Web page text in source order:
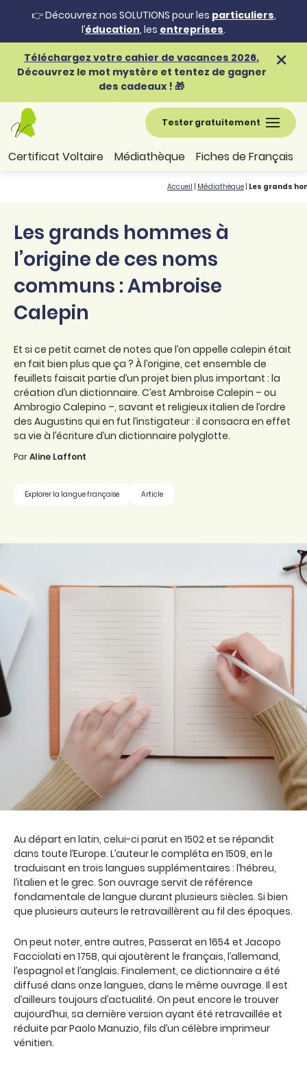
👉 Découvrez nos SOLUTIONS pour les particuliers,
l’éducation, les entreprises.
Téléchargez votre cahier de vacances 2026.
Découvrez le mot mystère et tentez de gagner
des cadeaux ! 🎁
Tester gratuitement
Certificat Voltaire Médiathèque Fiches de Français
Accueil Médiathèque Les grands
Les grands hommes à
l’origine de ces noms
communs : Ambroise
Calepin
Et si ce petit carnet de notes que l’on appelle calepin était
en fait bien plus que ça ? À l’origine, cet ensemble de
feuillets faisait partie d’un projet bien plus important : la
création d’un dictionnaire. C’est Ambroise Calepin – ou
Ambrogio Calepino –, savant et religieux italien de l’ordre
des Augustins qui en fut l’instigateur : il consacra en effet
sa vie à l’écriture d’un dictionnaire polyglotte.
ParAline Laffont
Explorer la langue française Article
Au départ en latin, celui-ci parut en 1502 et se répandit
dans toute l’Europe. L’auteur le compléta en 1509, en le
traduisant en trois langues supplémentaires : l’hébreu,
l’italien et le grec. Son ouvrage servit de référence
fondamentale de langue durant plusieurs siècles. Si bien
que plusieurs auteurs le retravaillèrent au fil des époques.
On peut noter, entre autres, Passerat en 1654 et Jacopo
Facciolati en 1758, qui ajoutèrent le français, l’allemand,
l’espagnol et l’anglais. Finalement, ce dictionnaire a été
diffusé dans onze langues, dans le même ouvrage. Il est
d’ailleurs toujours d’actualité. On peut encore le trouver
aujourd’hui, sa dernière version ayant été retravaillée et
réduite par Paolo Manuzio, fils d’un célèbre imprimeur
vénitien.